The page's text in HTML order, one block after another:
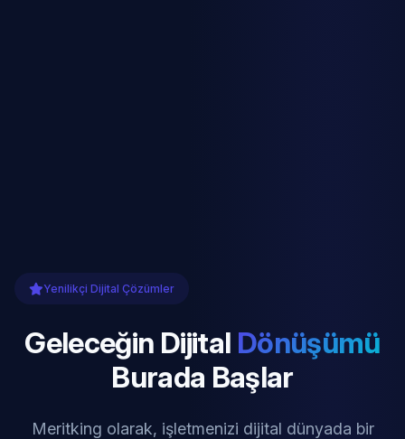
Yenilikçi Dijital Çözümler
Geleceğin Dijital Dönüşümü
Burada Başlar
Meritking olarak, işletmenizi dijital dünyada bir